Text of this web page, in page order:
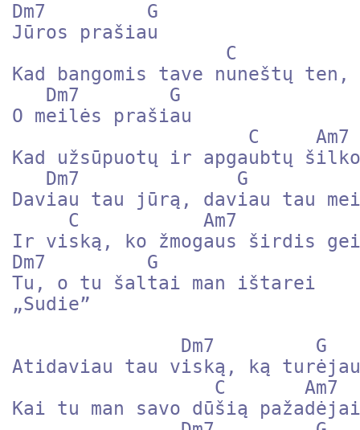
Dm7         G
Jūros prašiau
Kad bangomis tave nuneštų
O meilės prašiau
Kad užsūpuotų ir apgaubtų
Daviau tau jūrą, daviau tau
Ir viską, ko žmogaus širdis
Dm7         G
Tu, o tu šaltai man ištarei
„Sudie”
Atidaviau tau viską, ką turėjau
Kai tu man savo dūšią pažadėjai